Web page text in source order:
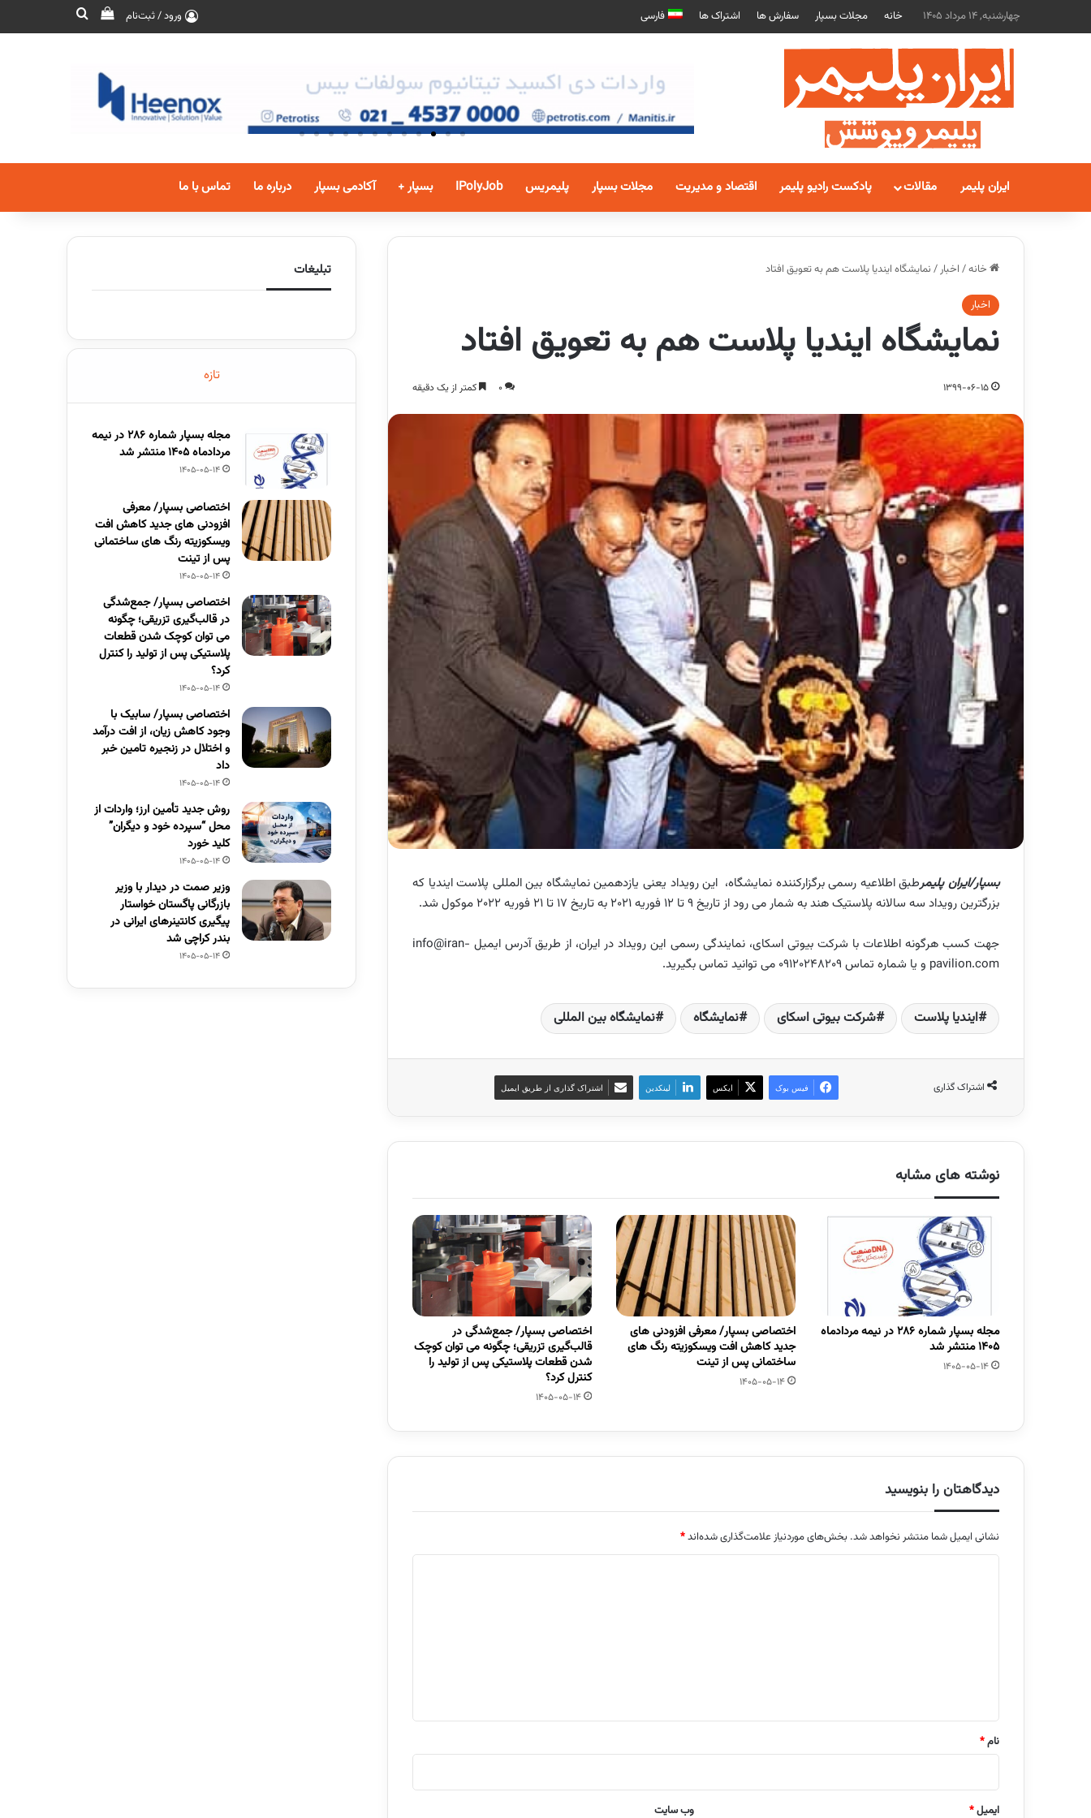
چهارشنبه, 14 مرداد 1405 خانه مجلات بسپار سفارش ها اشتراک ها فارسی ورود / ثبت‌نام
ایران پلیمر مقالات پادکست رادیو پلیمر اقتصاد و مدیریت مجلات بسپار پلیمریس IPolyJob بسپار + آکادمی بسپار درباره ما تماس با ما
خانه/ اخبار/ نمایشگاه ایندیا پلاست هم به تعویق افتاد
اخبار
نمایشگاه ایندیا پلاست هم به تعویق افتاد
1399-06-15
0 کمتر از یک دقیقه
بسپار/ایران پلیمرطبق اطلاعیه رسمی برگزارکننده نمایشگاه، این رویداد یعنی یازدهمین نمایشگاه بین المللی پلاست ایندیا که
بزرگترین رویداد سه سالانه پلاستیک هند به شمار می رود از تاریخ ۹ تا ۱۲ فوریه ۲۰۲۱ به تاریخ ۱۷ تا ۲۱ فوریه ۲۰۲۲ موکول شد.
جهت کسب هرگونه اطلاعات با شرکت بیوتی اسکای، نمایندگی رسمی این رویداد در ایران، از طریق آدرس ایمیل info@iran-
pavilion.com و یا شماره تماس 09120248209 می توانید تماس بگیرید.
ایندیا پلاست شرکت بیوتی اسکای نمایشگاه نمایشگاه بین المللی
اشتراک گذاری فیس بوک ایکس لینکدین اشتراک گذاری از طریق ایمیل
نوشته های مشابه
مجله بسپار شماره 286 در نیمه مردادماه
1405 منتشر شد
1405-05-14
اختصاصی بسپار/ معرفی افزودنی های
جدید کاهش افت ویسکوزیته رنگ های
ساختمانی پس از تینت
1405-05-14
اختصاصی بسپار/ جمع‌شدگی در
قالب‌گیری تزریقی؛ چگونه می توان کوچک
شدن قطعات پلاستیکی پس از تولید را
کنترل کرد؟
1405-05-14
دیدگاهتان را بنویسید
نشانی ایمیل شما منتشر نخواهد شد. بخش‌های موردنیاز علامت‌گذاری شده‌اند*
نام*
ایمیل* وب‌ سایت
تبلیغات
تازه
مجله بسپار شماره 286 در نیمه
مردادماه 1405 منتشر شد
1405-05-14
اختصاصی بسپار/ معرفی
افزودنی های جدید کاهش افت
ویسکوزیته رنگ های ساختمانی
پس از تینت
1405-05-14
اختصاصی بسپار/ جمع‌شدگی
در قالب‌گیری تزریقی؛ چگونه
می توان کوچک شدن قطعات
پلاستیکی پس از تولید را کنترل
کرد؟
1405-05-14
اختصاصی بسپار/ سابیک با
وجود کاهش زیان، از افت درآمد
و اختلال در زنجیره تامین خبر
داد
1405-05-14
روش جدید تأمین ارز؛ واردات از
محل “سپرده خود و دیگران”
کلید خورد
1405-05-14
وزیر صمت در دیدار با وزیر
بازرگانی پاگستان خواستار
پیگیری کانتینرهای ایرانی در
بندر کراچی شد
1405-05-14